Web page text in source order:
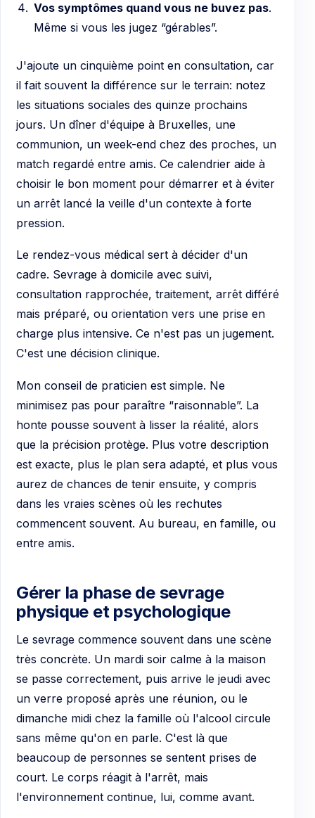
Vos symptômes quand vous ne buvez pas.
Même si vous les jugez “gérables”.
J'ajoute un cinquième point en consultation, car
il fait souvent la différence sur le terrain: notez
les situations sociales des quinze prochains
jours. Un dîner d'équipe à Bruxelles, une
communion, un week-end chez des proches, un
match regardé entre amis. Ce calendrier aide à
choisir le bon moment pour démarrer et à éviter
un arrêt lancé la veille d'un contexte à forte
pression.
Le rendez-vous médical sert à décider d'un
cadre. Sevrage à domicile avec suivi,
consultation rapprochée, traitement, arrêt différé
mais préparé, ou orientation vers une prise en
charge plus intensive. Ce n'est pas un jugement.
C'est une décision clinique.
Mon conseil de praticien est simple. Ne
minimisez pas pour paraître “raisonnable”. La
honte pousse souvent à lisser la réalité, alors
que la précision protège. Plus votre description
est exacte, plus le plan sera adapté, et plus vous
aurez de chances de tenir ensuite, y compris
dans les vraies scènes où les rechutes
commencent souvent. Au bureau, en famille, ou
entre amis.
Gérer la phase de sevrage
physique et psychologique
Le sevrage commence souvent dans une scène
très concrète. Un mardi soir calme à la maison
se passe correctement, puis arrive le jeudi avec
un verre proposé après une réunion, ou le
dimanche midi chez la famille où l'alcool circule
sans même qu'on en parle. C'est là que
beaucoup de personnes se sentent prises de
court. Le corps réagit à l'arrêt, mais
l'environnement continue, lui, comme avant.